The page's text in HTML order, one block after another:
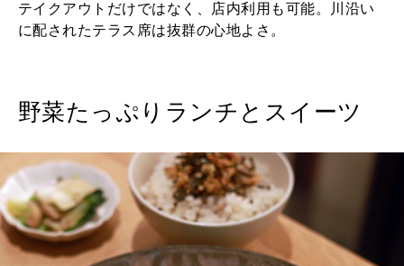
テイクアウトだけではなく、店内利用も可能。川沿い
に配されたテラス席は抜群の心地よさ。
野菜たっぷりランチとスイーツ